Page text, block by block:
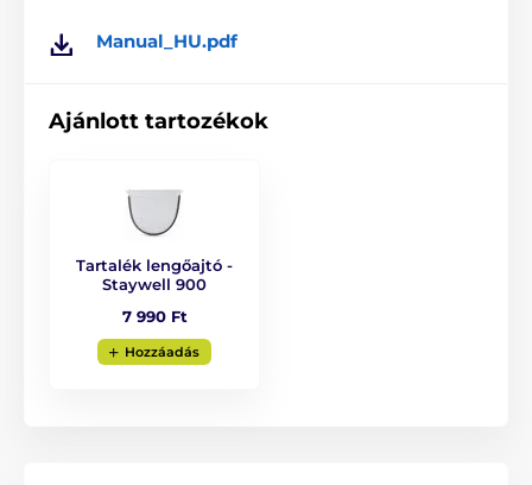
szélessége 16,9 cm. A nyílás átmérője üvegajtóba
A termék előnyei:
alkalmas kistestű kutyák és macskák számára
egyszerű telepítés
beépítési lehetőség fába, PVC-be, fémbe, üvegbe és
téglába
Manual_HU.pdf
Ajánlott tartozékok
Tartalék lengőajtó -
Staywell 900
7 990 Ft
Hozzáadás